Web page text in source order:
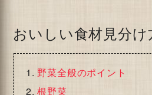
おいしい食材見分け
野菜全般のポイント
根野菜